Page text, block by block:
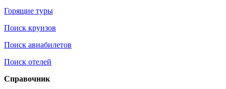
Горящие туры
Поиск круизов
Поиск авиабилетов
Поиск отелей
Справочник